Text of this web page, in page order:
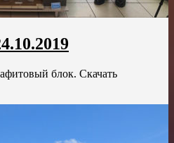
блок. Скачать